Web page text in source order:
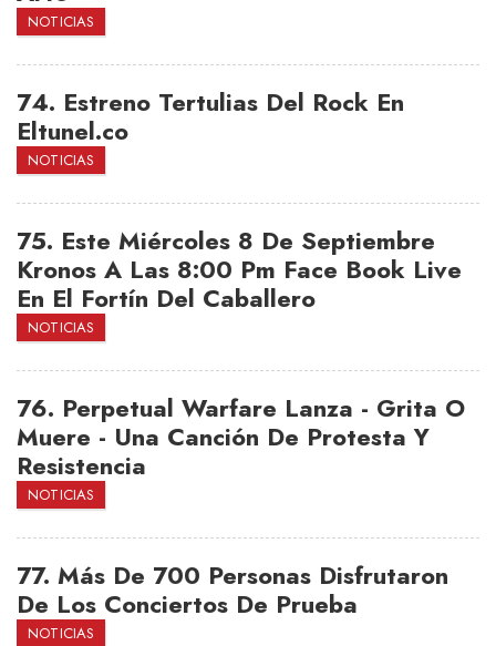
NOTICIAS
74. Estreno Tertulias Del Rock En
Eltunel.co
NOTICIAS
75. Este Miércoles 8 De Septiembre
Kronos A Las 8:00 Pm Face Book Live
En El Fortín Del Caballero
NOTICIAS
76. Perpetual Warfare Lanza - Grita O
Muere - Una Canción De Protesta Y
Resistencia
NOTICIAS
77. Más De 700 Personas Disfrutaron
De Los Conciertos De Prueba
NOTICIAS